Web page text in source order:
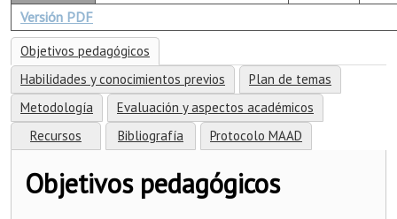
Versión PDF
Objetivos pedagógicos
Habilidades y conocimientos previos
Plan de temas
Metodología
Evaluación y aspectos académicos
Recursos
Bibliografía Protocolo MAAD
Objetivos pedagógicos